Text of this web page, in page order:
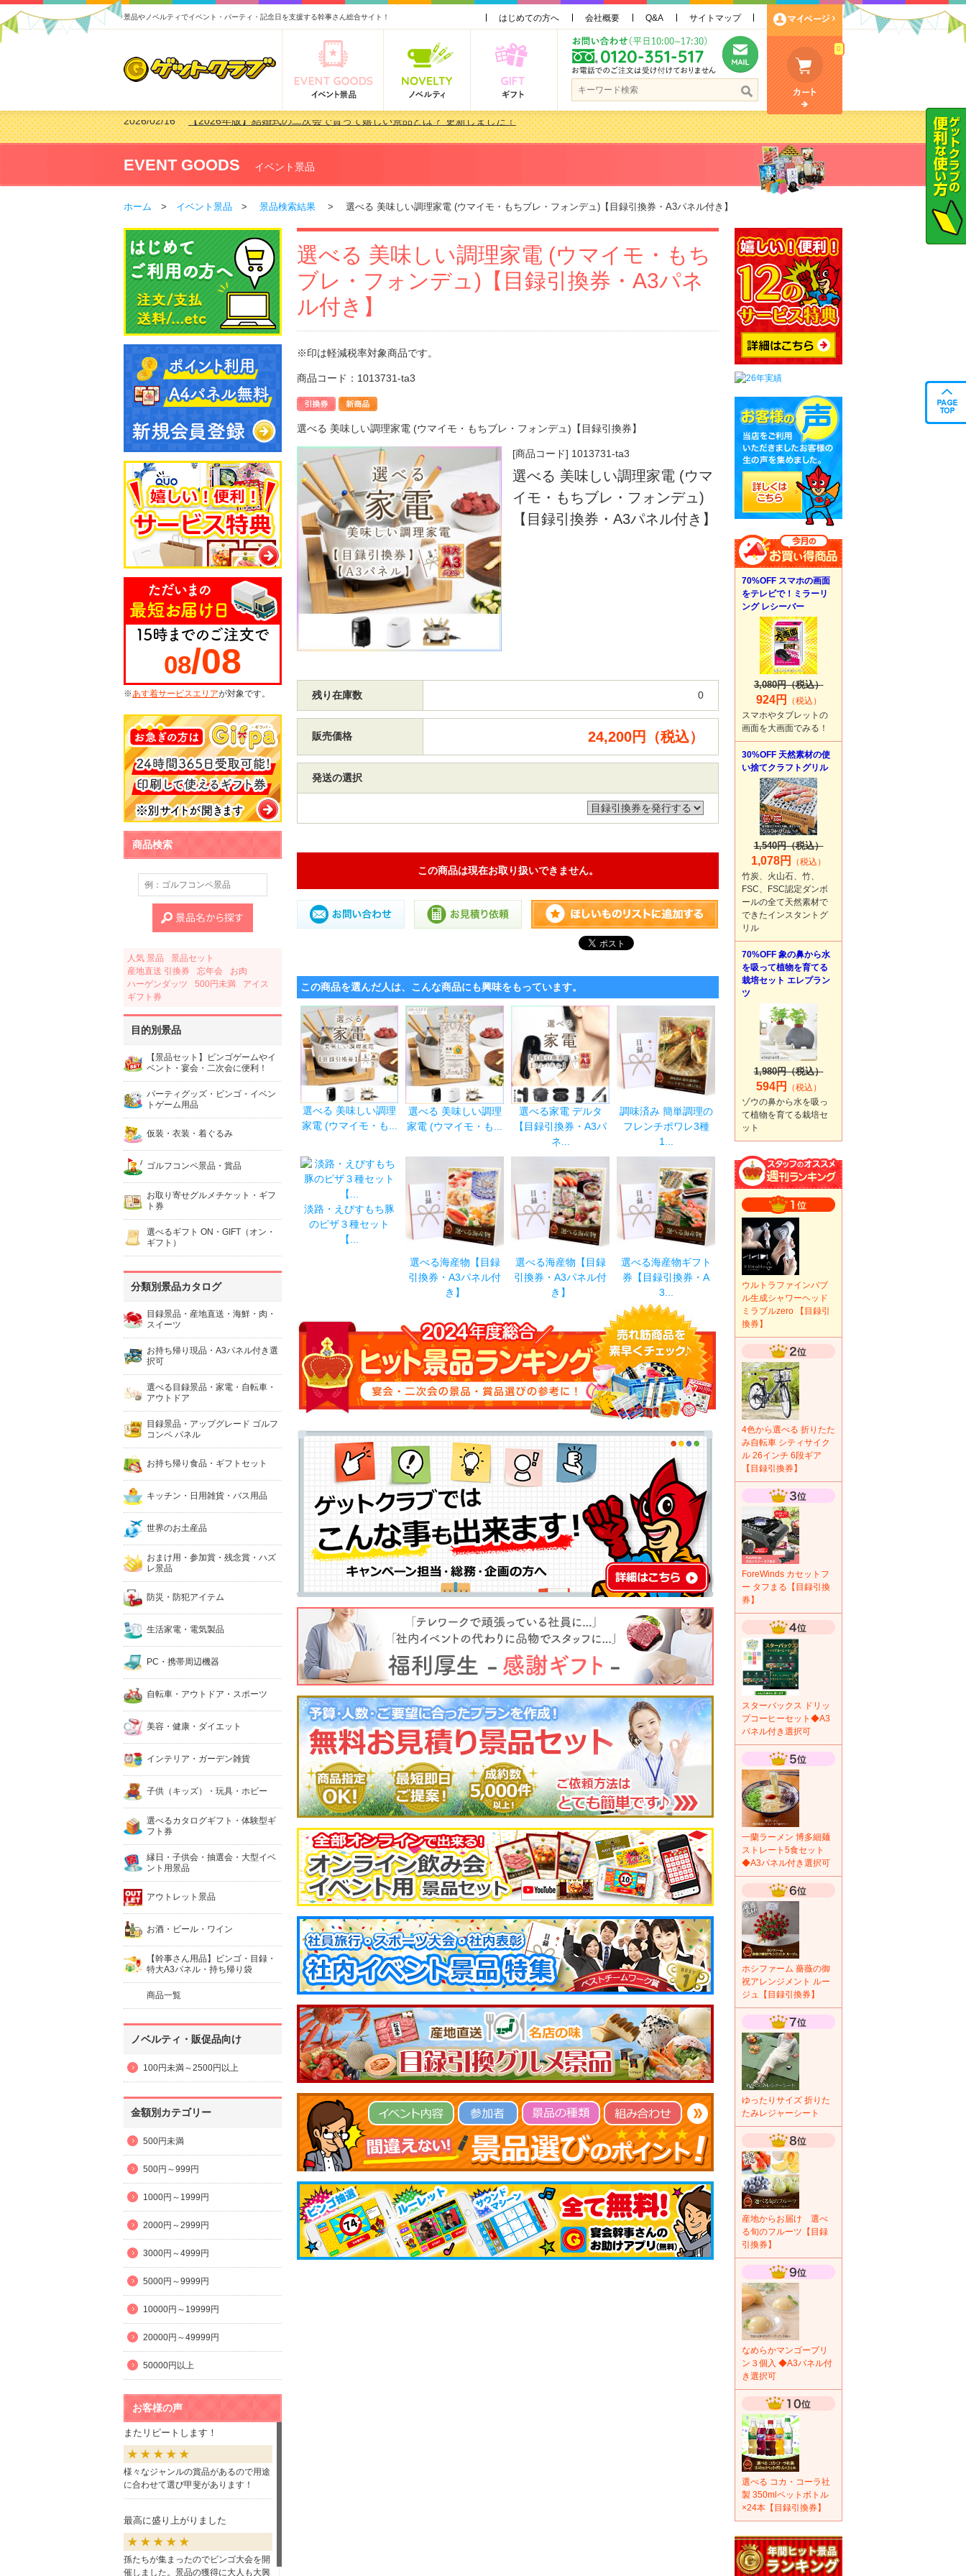
景品やノベルティでイベント・パーティ・記念日を支援する幹事さん総合サイト！ はじめての方へ 会社概要 Q&A サイトマップ
0
2026/02/03【2026年版】ゴルフコンペ景品 3000円未満［2000円～2999円編］もらってうれしい人気ラ…
2026/07/15【2026年版】ビンゴゲーム景品おすすめ金額別人気ランキング 更新しました！
2026/04/03【2026年版】ゴルフコンペ景品 3000円未満［2000円～2999円編］もらってうれしい人気ラ…
2026/02/16【2026年版】結婚式の二次会で貰って嬉しい景品とは？ 更新しました！
EVENT GOODS イベント景品
ホーム > イベント景品 > 景品検索結果 > 選べる 美味しい調理家電 (ウマイモ・もちブレ・フォンデュ)【目録引換券・A3パネル付き】
08/08
※あす着サービスエリアが対象です。
商品検索
人気 景品
景品セット
産地直送 引換券
忘年会
お肉
ハーゲンダッツ
500円未満
アイス
ギフト券
目的別景品
【景品セット】ビンゴゲームやイ
ベント・宴会・二次会に便利！
パーティグッズ・ビンゴ・イベン
トゲーム用品
仮装・衣装・着ぐるみ
ゴルフコンペ景品・賞品
お取り寄せグルメチケット・ギフ
ト券
選べるギフト ON・GIFT（オン・
ギフト）
分類別景品カタログ
目録景品・産地直送・海鮮・肉・
スイーツ
お持ち帰り現品・A3パネル付き選
択可
選べる目録景品・家電・自転車・
アウトドア
目録景品・アップグレード ゴルフ
コンペ パネル
お持ち帰り食品・ギフトセット
キッチン・日用雑貨・バス用品
世界のお土産品
おまけ用・参加賞・残念賞・ハズ
レ景品
防災・防犯アイテム
生活家電・電気製品
PC・携帯周辺機器
自転車・アウトドア・スポーツ
美容・健康・ダイエット
インテリア・ガーデン雑貨
子供（キッズ）・玩具・ホビー
選べるカタログギフト・体験型ギ
フト券
縁日・子供会・抽選会・大型イベ
ント用景品
アウトレット景品
お酒・ビール・ワイン
【幹事さん用品】ビンゴ・目録・
特大A3パネル・持ち帰り袋
商品一覧
ノベルティ・販促品向け
100円未満～2500円以上
金額別カテゴリー
500円未満
500円～999円
1000円～1999円
2000円～2999円
3000円～4999円
5000円～9999円
10000円～19999円
20000円～49999円
50000円以上
お客様の声
またリピートします！
様々なジャンルの賞品があるので用途
に合わせて選び甲斐があります！
最高に盛り上がりました
孫たちが集まったのでビンゴ大会を開
催しました。景品の獲得に大人も大興
選べる 美味しい調理家電 (ウマイモ・もち
ブレ・フォンデュ)【目録引換券・A3パネ
ル付き】
※印は軽減税率対象商品です。
商品コード：1013731-ta3
選べる 美味しい調理家電 (ウマイモ・もちブレ・フォンデュ)【目録引換券】
[商品コード] 1013731-ta3
選べる 美味しい調理家電 (ウマ
イモ・もちブレ・フォンデュ)
【目録引換券・A3パネル付き】
残り在庫数 0
販売価格 24,200円（税込）
発送の選択
この商品は現在お取り扱いできません。
この商品を選んだ人は、こんな商品にも興味をもっています。
選べる 美味しい調理
家電 (ウマイモ・も...
選べる 美味しい調理
家電 (ウマイモ・も...
選べる家電 デルタ
【目録引換券・A3パ
ネ...
調味済み 簡単調理の
フレンチポワレ3種
1...
淡路・えびすもち豚
のピザ３種セット
【...
選べる海産物【目録
引換券・A3パネル付
き】
選べる海産物【目録
引換券・A3パネル付
き】
選べる海産物ギフト
券【目録引換券・A
3...
70%OFF スマホの画面
をテレビで！ミラーリ
ング レシーバー
3,080円（税込）
924円
（税込）
スマホやタブレットの
画面を大画面でみる！
30%OFF 天然素材の使
い捨てクラフトグリル
1,540円（税込）
1,078円
（税込）
竹炭、火山石、竹、
FSC、FSC認定ダンボ
ールの全て天然素材で
できたインスタントグ
リル
70%OFF 象の鼻から水
を吸って植物を育てる
栽培セット エレプラン
ツ
1,980円（税込）
594円
（税込）
ゾウの鼻から水を吸っ
て植物を育てる栽培セ
ット
ウルトラファインバブ
ル生成シャワーヘッド
ミラブルzero 【目録引
換券】
4色から選べる 折りたた
み自転車 シティサイク
ル 26インチ 6段ギア
【目録引換券】
ForeWinds カセットフ
ー タフまる【目録引換
券】
スターバックス ドリッ
プコーヒーセット◆A3
パネル付き選択可
一蘭ラーメン 博多細麺
ストレート5食セット
◆A3パネル付き選択可
ホシファーム 薔薇の御
祝アレンジメント ルー
ジュ【目録引換券】
ゆったりサイズ 折りた
たみレジャーシート
産地からお届け 選べ
る旬のフルーツ【目録
引換券】
なめらかマンゴープリ
ン３個入 ◆A3パネル付
き選択可
選べる コカ・コーラ社
製 350mlペットボトル
×24本【目録引換券】